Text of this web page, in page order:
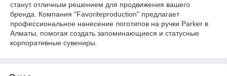
станут отличным решением для продвижения вашего
бренда. Компания "Favoriteproduction" предлагает
профессиональное нанесение логотипов на ручки Parker в
Алматы, помогая создать запоминающиеся и статусные
корпоративные сувениры.